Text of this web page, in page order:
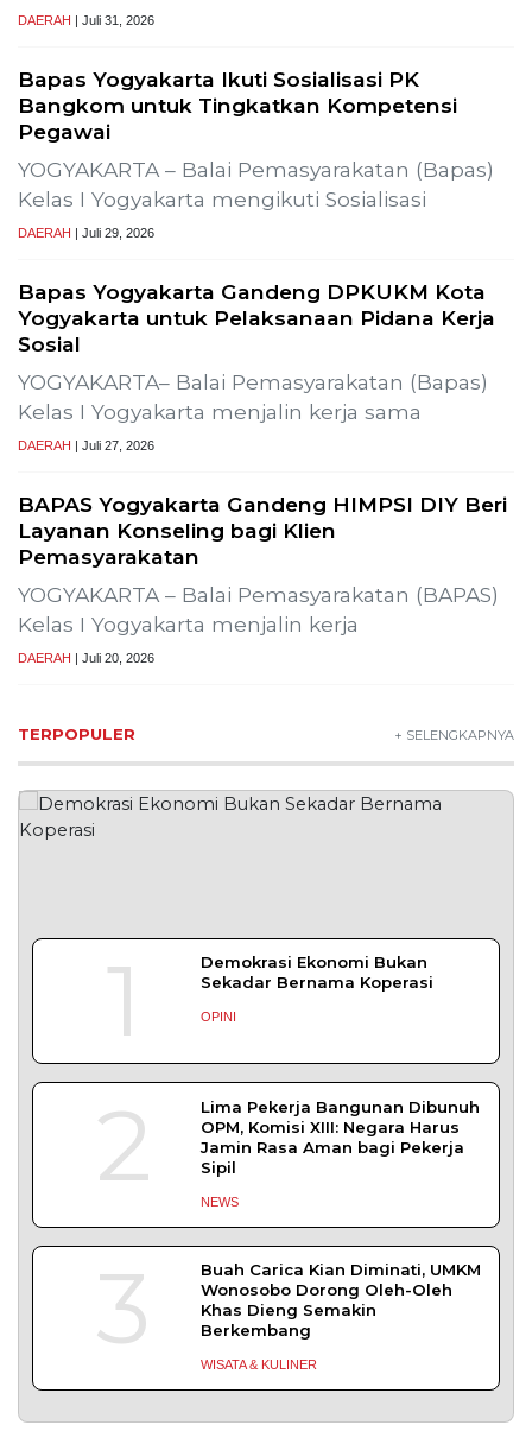
DAERAH | Juli 31, 2026
Bapas Yogyakarta Ikuti Sosialisasi PK
Bangkom untuk Tingkatkan Kompetensi
Pegawai
YOGYAKARTA – Balai Pemasyarakatan (Bapas)
Kelas I Yogyakarta mengikuti Sosialisasi
DAERAH | Juli 29, 2026
Bapas Yogyakarta Gandeng DPKUKM Kota
Yogyakarta untuk Pelaksanaan Pidana Kerja
Sosial
YOGYAKARTA– Balai Pemasyarakatan (Bapas)
Kelas I Yogyakarta menjalin kerja sama
DAERAH | Juli 27, 2026
BAPAS Yogyakarta Gandeng HIMPSI DIY Beri
Layanan Konseling bagi Klien
Pemasyarakatan
YOGYAKARTA – Balai Pemasyarakatan (BAPAS)
Kelas I Yogyakarta menjalin kerja
DAERAH | Juli 20, 2026
TERPOPULER + SELENGKAPNYA
1
Demokrasi Ekonomi Bukan
Sekadar Bernama Koperasi
OPINI
2
Lima Pekerja Bangunan Dibunuh
OPM, Komisi XIII: Negara Harus
Jamin Rasa Aman bagi Pekerja
Sipil
NEWS
3
Buah Carica Kian Diminati, UMKM
Wonosobo Dorong Oleh-Oleh
Khas Dieng Semakin
Berkembang
WISATA & KULINER